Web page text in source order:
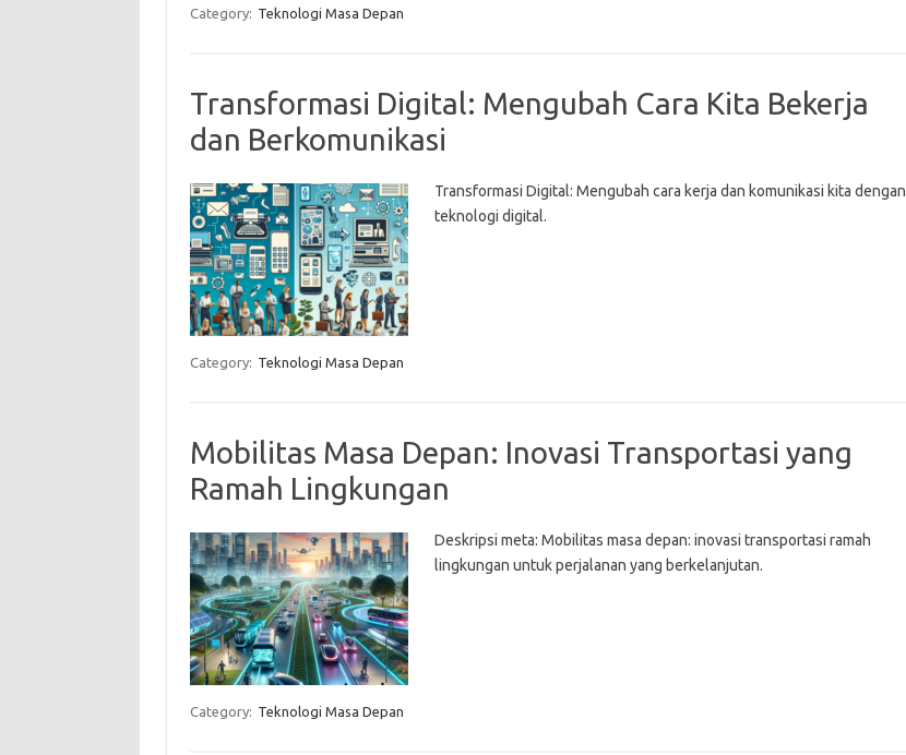
Category: Teknologi Masa Depan
Transformasi Digital: Mengubah Cara Kita Bekerja
dan Berkomunikasi
Transformasi Digital: Mengubah cara kerja dan komunikasi kita dengan
teknologi digital.
Category: Teknologi Masa Depan
Mobilitas Masa Depan: Inovasi Transportasi yang
Ramah Lingkungan
Deskripsi meta: Mobilitas masa depan: inovasi transportasi ramah
lingkungan untuk perjalanan yang berkelanjutan.
Category: Teknologi Masa Depan